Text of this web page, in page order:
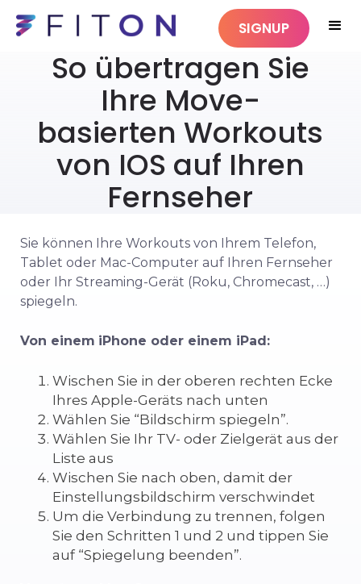
SIGNUP
So übertragen Sie
Ihre Move-
basierten Workouts
von IOS auf Ihren
Fernseher
Sie können Ihre Workouts von Ihrem Telefon,
Tablet oder Mac-Computer auf Ihren Fernseher
oder Ihr Streaming-Gerät (Roku, Chromecast, …)
spiegeln.
Von einem iPhone oder einem iPad:
Wischen Sie in der oberen rechten Ecke
Ihres Apple-Geräts nach unten
Wählen Sie “Bildschirm spiegeln”.
Wählen Sie Ihr TV- oder Zielgerät aus der
Liste aus
Wischen Sie nach oben, damit der
Einstellungsbildschirm verschwindet
Um die Verbindung zu trennen, folgen
Sie den Schritten 1 und 2 und tippen Sie
auf “Spiegelung beenden”.